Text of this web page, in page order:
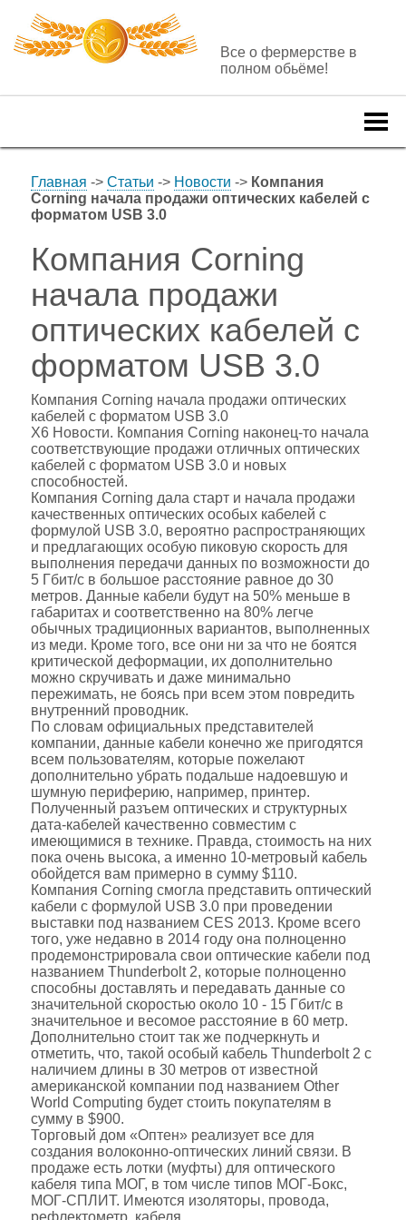
Все о фермерстве в
полном обьёме!
Главная -> Статьи -> Новости -> Компания
Corning начала продажи оптических кабелей с
форматом USB 3.0
Компания Corning
начала продажи
оптических кабелей с
форматом USB 3.0
Компания Corning начала продажи оптических
кабелей с форматом USB 3.0
Х6 Новости. Компания Corning наконец-то начала
соответствующие продажи отличных оптических
кабелей с форматом USB 3.0 и новых
способностей.
Компания Corning дала старт и начала продажи
качественных оптических особых кабелей с
формулой USB 3.0, вероятно распространяющих
и предлагающих особую пиковую скорость для
выполнения передачи данных по возможности до
5 Гбит/с в большое расстояние равное до 30
метров. Данные кабели будут на 50% меньше в
габаритах и соответственно на 80% легче
обычных традиционных вариантов, выполненных
из меди. Кроме того, все они ни за что не боятся
критической деформации, их дополнительно
можно скручивать и даже минимально
пережимать, не боясь при всем этом повредить
внутренний проводник.
По словам официальных представителей
компании, данные кабели конечно же пригодятся
всем пользователям, которые пожелают
дополнительно убрать подальше надоевшую и
шумную периферию, например, принтер.
Полученный разъем оптических и структурных
дата-кабелей качественно совместим с
имеющимися в технике. Правда, стоимость на них
пока очень высока, а именно 10-метровый кабель
обойдется вам примерно в сумму $110.
Компания Corning смогла представить оптический
кабели с формулой USB 3.0 при проведении
выставки под названием CES 2013. Кроме всего
того, уже недавно в 2014 году она полноценно
продемонстрировала свои оптические кабели под
названием Thunderbolt 2, которые полноценно
способны доставлять и передавать данные со
значительной скоростью около 10 - 15 Гбит/с в
значительное и весомое расстояние в 60 метр.
Дополнительно стоит так же подчеркнуть и
отметить, что, такой особый кабель Thunderbolt 2 с
наличием длины в 30 метров от известной
американской компании под названием Other
World Computing будет стоить покупателям в
сумму в $900.
Торговый дом «Оптен» реализует все для
создания волоконно-оптических линий связи. В
продаже есть лотки (муфты) для оптического
кабеля типа МОГ, в том числе типов МОГ-Бокс,
МОГ-СПЛИТ. Имеются изоляторы, провода,
рефлектометр, кабеля.